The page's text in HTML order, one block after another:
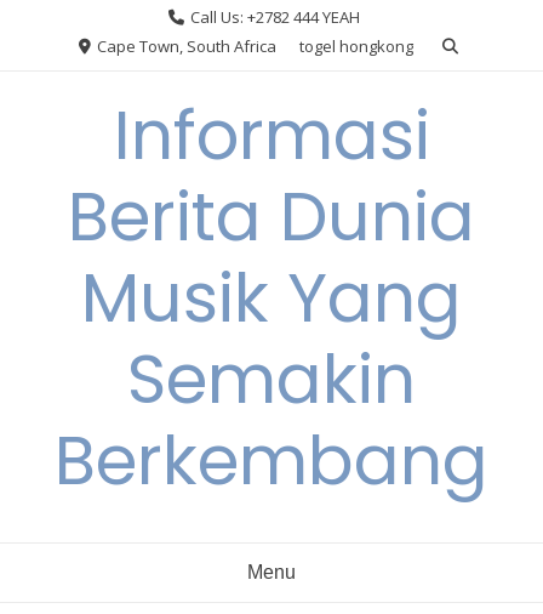
Call Us: +2782 444 YEAH
Cape Town, South Africa
togel hongkong
Informasi
Berita Dunia
Musik Yang
Semakin
Berkembang
Menu